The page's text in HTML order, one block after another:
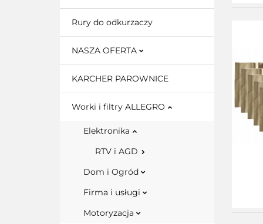
Rury do odkurzaczy
NASZA OFERTA
KARCHER PAROWNICE
Worki i filtry ALLEGRO
Elektronika
RTV i AGD
Dom i Ogród
Firma i usługi
Motoryzacja